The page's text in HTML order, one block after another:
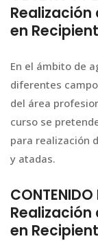
en
En el ámbito de
diferentes
del área
curso se
para realización
y atadas.
CONTENIDO
en